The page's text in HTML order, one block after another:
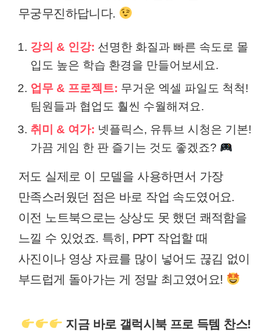
무궁무진하답니다.
강의 & 인강: 선명한 화질과 빠른 속도로 몰
입도 높은 학습 환경을 만들어보세요.
업무 & 프로젝트: 무거운 엑셀 파일도 척척!
팀원들과 협업도 훨씬 수월해져요.
취미 & 여가: 넷플릭스, 유튜브 시청은 기본!
가끔 게임 한 판 즐기는 것도 좋겠죠?
저도 실제로 이 모델을 사용하면서 가장
만족스러웠던 점은 바로 작업 속도였어요.
이전 노트북으로는 상상도 못 했던 쾌적함을
느낄 수 있었죠. 특히, PPT 작업할 때
사진이나 영상 자료를 많이 넣어도 끊김 없이
부드럽게 돌아가는 게 정말 최고였어요!
지금 바로 갤럭시북 프로 득템 찬스!